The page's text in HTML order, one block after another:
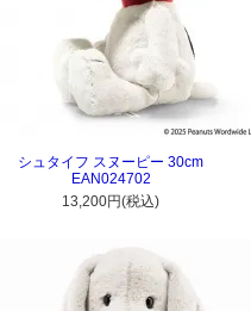
シュタイフ スヌーピー 30cm
EAN024702
13,200円(税込)